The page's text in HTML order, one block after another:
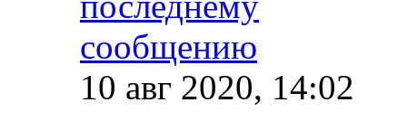
10 авг 2020, 14:02